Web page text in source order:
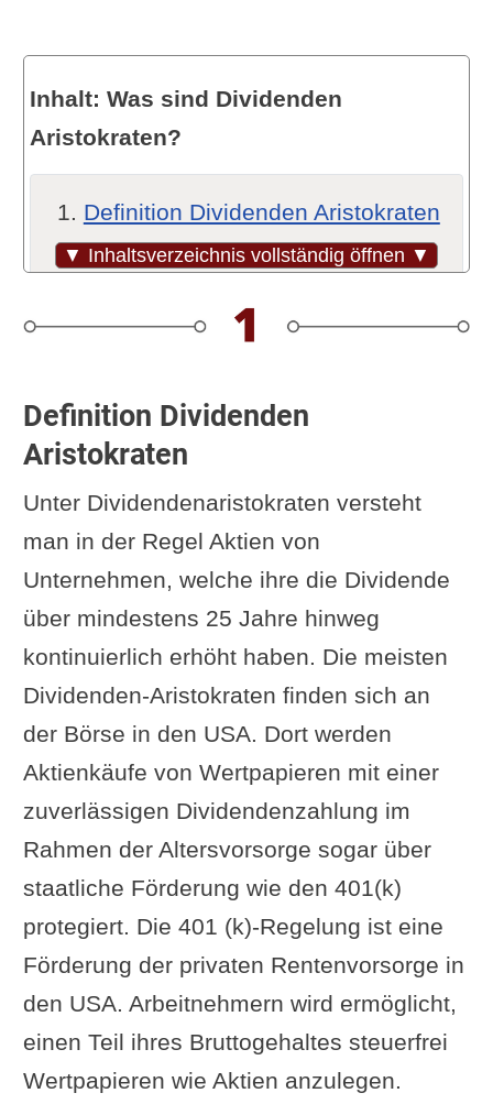
▼ Inhaltsverzeichnis vollständig öffnen ▼
Inhalt: Was sind Dividenden
Aristokraten?
Definition Dividenden Aristokraten
Vorsicht Dividendenrendite
Die einfache Lösung: Dividenden-
Die Liste der Divenden
Aristokraten
Dividendenaristokraten
Weitere beeindruckende
Umsetzung der Investment-Idee
in dividendenstarken Aktien
Fazit: Das sind Dividenden
Ergänzung oder Frage von Ihnen?
Im Zusammenhang interessant
Definition Dividenden
Aristokraten
Unter Dividendenaristokraten versteht
man in der Regel Aktien von
Unternehmen, welche ihre die Dividende
über mindestens 25 Jahre hinweg
kontinuierlich erhöht haben. Die meisten
Dividenden-Aristokraten finden sich an
der Börse in den USA. Dort werden
Aktienkäufe von Wertpapieren mit einer
zuverlässigen Dividendenzahlung im
Rahmen der Altersvorsorge sogar über
staatliche Förderung wie den 401(k)
protegiert. Die 401 (k)-Regelung ist eine
Förderung der privaten Rentenvorsorge in
den USA. Arbeitnehmern wird ermöglicht,
einen Teil ihres Bruttogehaltes steuerfrei
Wertpapieren wie Aktien anzulegen.